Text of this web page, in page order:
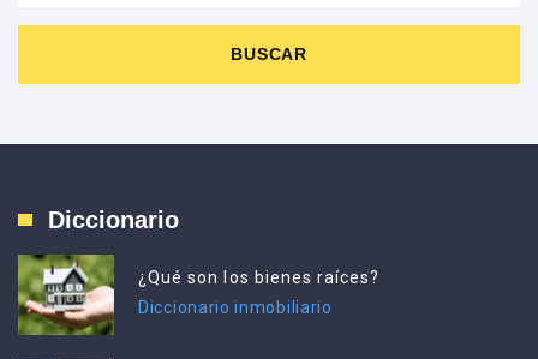
BUSCAR
Diccionario
¿Qué son los bienes raíces?
Diccionario inmobiliario